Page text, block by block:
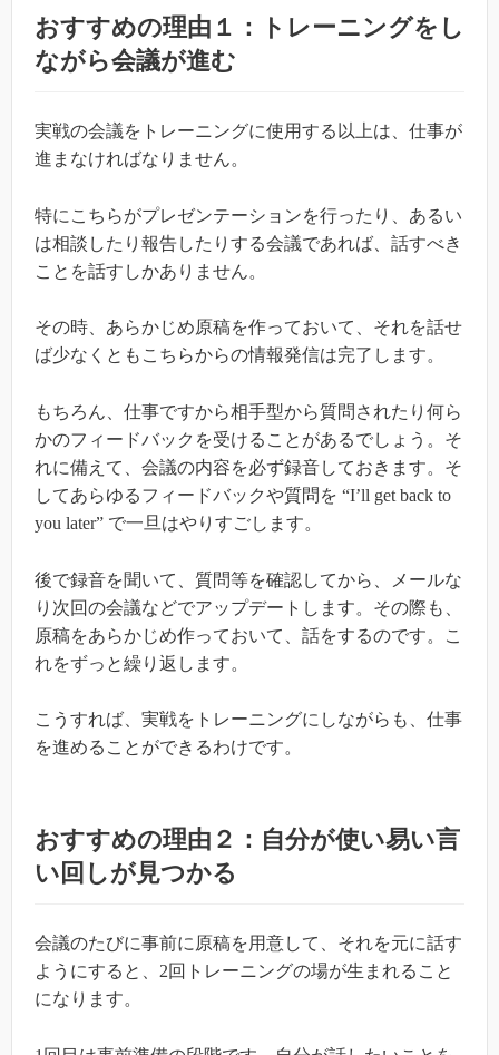
おすすめの理由１：トレーニングをし
ながら会議が進む
実戦の会議をトレーニングに使用する以上は、仕事が
進まなければなりません。
特にこちらがプレゼンテーションを行ったり、あるい
は相談したり報告したりする会議であれば、話すべき
ことを話すしかありません。
その時、あらかじめ原稿を作っておいて、それを話せ
ば少なくともこちらからの情報発信は完了します。
もちろん、仕事ですから相手型から質問されたり何ら
かのフィードバックを受けることがあるでしょう。そ
れに備えて、会議の内容を必ず録音しておきます。そ
してあらゆるフィードバックや質問を “I’ll get back to
you later” で一旦はやりすごします。
後で録音を聞いて、質問等を確認してから、メールな
り次回の会議などでアップデートします。その際も、
原稿をあらかじめ作っておいて、話をするのです。こ
れをずっと繰り返します。
こうすれば、実戦をトレーニングにしながらも、仕事
を進めることができるわけです。
おすすめの理由２：自分が使い易い言
い回しが見つかる
会議のたびに事前に原稿を用意して、それを元に話す
ようにすると、 2回トレーニングの場が生まれること
になります。